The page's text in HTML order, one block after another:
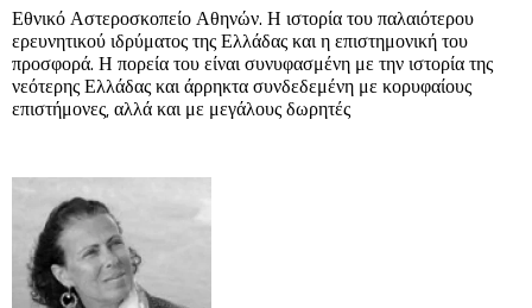
Εθνικό Αστεροσκοπείο Αθηνών. Η ιστορία του παλαιότερου
ερευνητικού ιδρύματος της Ελλάδας και η επιστημονική του
προσφορά. Η πορεία του είναι συνυφασμένη με την ιστορία της
νεότερης Ελλάδας και άρρηκτα συνδεδεμένη με κορυφαίους
επιστήμονες, αλλά και με μεγάλους δωρητές